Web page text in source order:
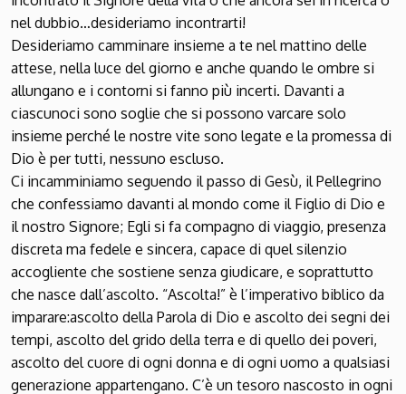
nel dubbio…desideriamo incontrarti!
Desideriamo camminare insieme a te nel mattino delle
attese, nella luce del giorno e anche quando le ombre si
allungano e i contorni si fanno più incerti. Davanti a
ciascunoci sono soglie che si possono varcare solo
insieme perché le nostre vite sono legate e la promessa di
Dio è per tutti, nessuno escluso.
Ci incamminiamo seguendo il passo di Gesù, il Pellegrino
che confessiamo davanti al mondo come il Figlio di Dio e
il nostro Signore; Egli si fa compagno di viaggio, presenza
discreta ma fedele e sincera, capace di quel silenzio
accogliente che sostiene senza giudicare, e soprattutto
che nasce dall’ascolto. “Ascolta!” è l’imperativo biblico da
imparare:ascolto della Parola di Dio e ascolto dei segni dei
tempi, ascolto del grido della terra e di quello dei poveri,
ascolto del cuore di ogni donna e di ogni uomo a qualsiasi
generazione appartengano. C’è un tesoro nascosto in ogni